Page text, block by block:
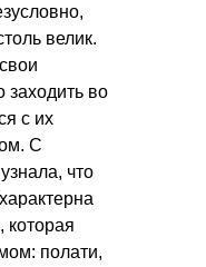
велик.
во
с их
С
что
которая
полати,